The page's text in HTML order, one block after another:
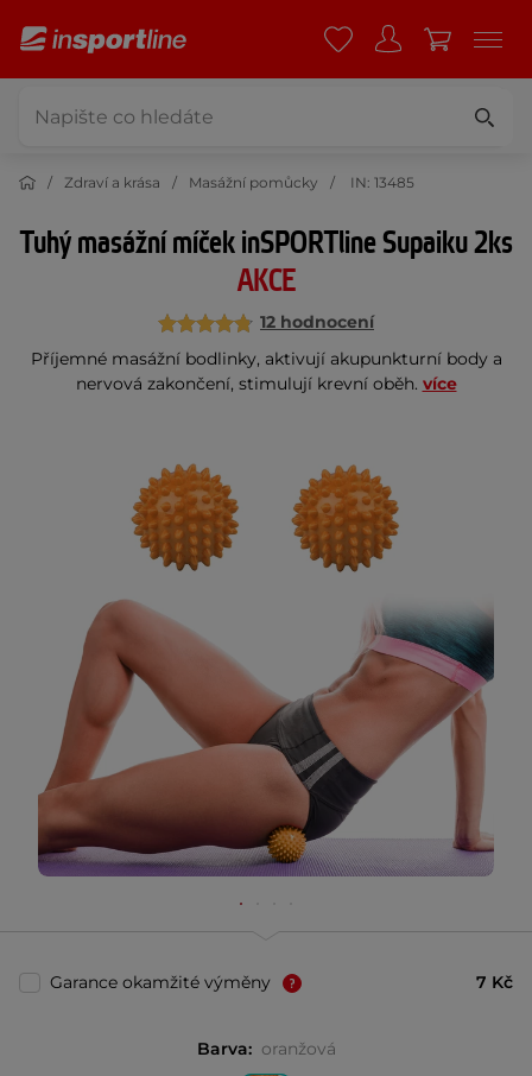
Zdraví a krása Masážní pomůcky IN: 13485
Tuhý masážní míček inSPORTline Supaiku 2ks
AKCE
12 hodnocení
Příjemné masážní bodlinky, aktivují akupunkturní body a
nervová zakončení, stimulují krevní oběh. více
Garance okamžité výměny 7 Kč
Barva: oranžová